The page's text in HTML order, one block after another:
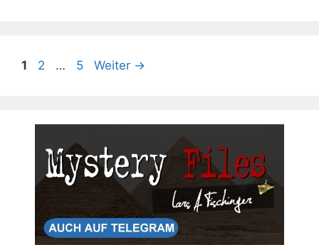
Seite
1 Seite
2 … Seite
5 Weiter →